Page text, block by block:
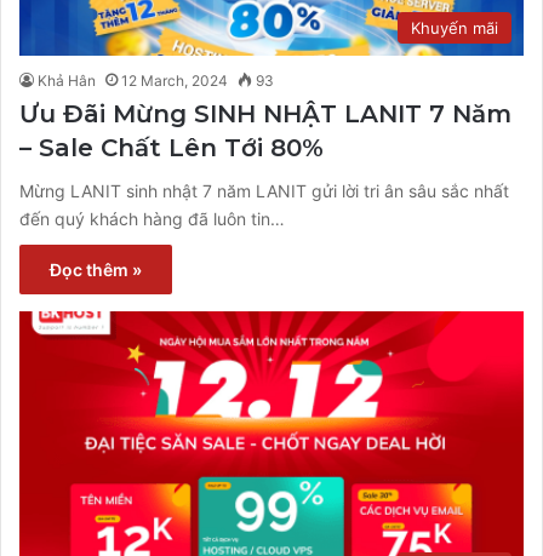
Khuyến mãi
Khả Hân 12 March, 2024 93
Ưu Đãi Mừng SINH NHẬT LANIT 7 Năm
– Sale Chất Lên Tới 80%
Mừng LANIT sinh nhật 7 năm LANIT gửi lời tri ân sâu sắc nhất
đến quý khách hàng đã luôn tin…
Đọc thêm »